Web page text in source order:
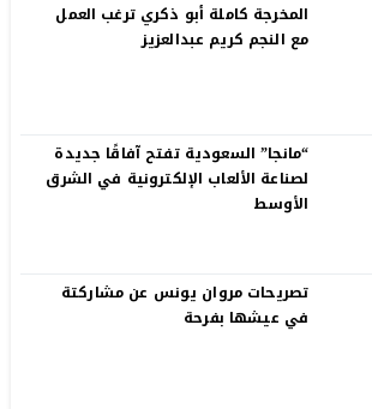
المخرجة كاملة أبو ذكري ترغب العمل
مع النجم كريم عبدالعزيز
“مانجا” السعودية تفتح آفاقًا جديدة
لصناعة الألعاب الإلكترونية في الشرق
الأوسط
تصريحات مروان يونس عن مشاركتة
في عيشها بفرحة